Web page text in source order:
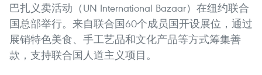
巴扎义卖活动（UN International Bazaar）在纽约联合
国总部举行。来自联合国60个成员国开设展位，通过
展销特色美食、手工艺品和文化产品等方式筹集善
款，支持联合国人道主义项目。